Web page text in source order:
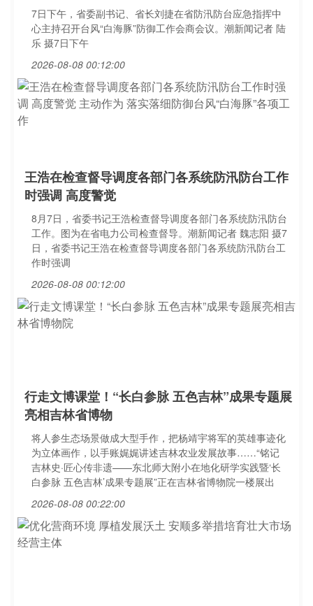
7日下午，省委副书记、省长刘捷在省防汛防台应急指挥中
心主持召开台风“白海豚”防御工作会商会议。潮新闻记者 陆
乐 摄7日下午
2026-08-08 00:12:00
王浩在检查督导调度各部门各系统防汛防台工作
时强调 高度警觉
8月7日，省委书记王浩检查督导调度各部门各系统防汛防台
工作。图为在省电力公司检查督导。潮新闻记者 魏志阳 摄7
日，省委书记王浩在检查督导调度各部门各系统防汛防台工
作时强调
2026-08-08 00:12:00
行走文博课堂！“长白参脉 五色吉林”成果专题展
亮相吉林省博物
将人参生态场景做成大型手作，把杨靖宇将军的英雄事迹化
为立体画作，以手账娓娓讲述吉林农业发展故事……“铭记
吉林史·匠心传非遗——东北师大附小在地化研学实践暨‘长
白参脉 五色吉林’成果专题展”正在吉林省博物院一楼展出
2026-08-08 00:22:00